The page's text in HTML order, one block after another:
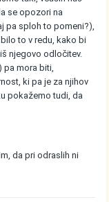
se opozori na
pa sploh to pomeni?),
to v redu, kako bi
njegovo odločitev.
pa mora biti,
ki pa je za njihov
pokažemo tudi, da
da pri odraslih ni